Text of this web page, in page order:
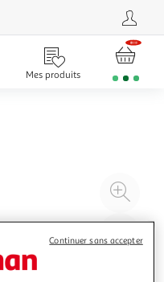
Mes produits
à
Continuer sans accepter